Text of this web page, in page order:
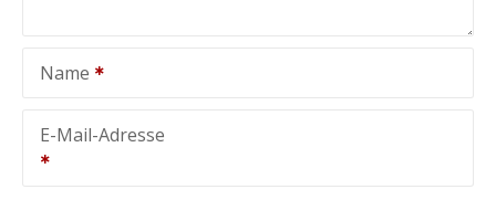
Name
E-Mail-Adresse